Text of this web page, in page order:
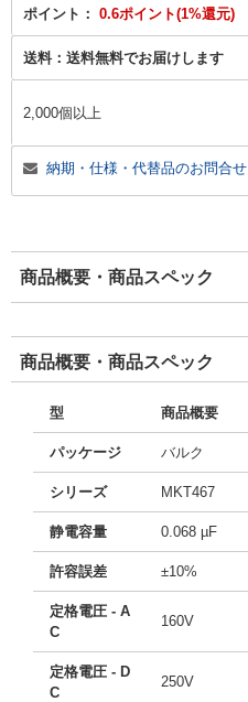
ポイント： 0.6ポイント(1%還元)
送料： 送料無料でお届けします
2,000個以上
納期・仕様・代替品のお問合せ
商品概要・商品スペック
商品概要・商品スペック
型 商品概要
パッケージ バルク
シリーズ MKT467
静電容量 0.068 µF
許容誤差 ±10%
定格電圧 - A
C
160V
定格電圧 - D
C
250V